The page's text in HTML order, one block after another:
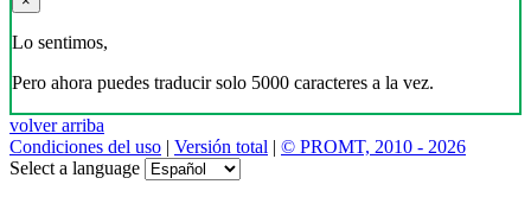
Lo sentimos,
Pero ahora puedes traducir solo 5000 caracteres a la vez.
volver arriba
Condiciones del uso | Versión total | © PROMT, 2010 - 2026
Select a language